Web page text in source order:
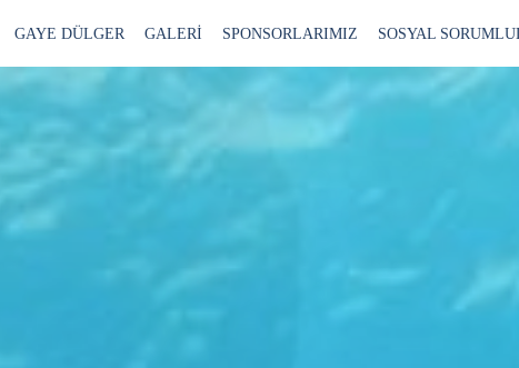
GAYE DÜLGER GALERİ SPONSORLARIMIZ SOSYAL